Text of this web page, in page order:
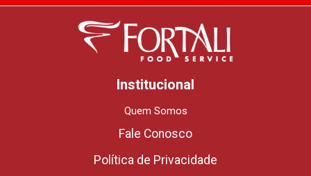
Institucional
Quem Somos
Fale Conosco
Política de Privacidade